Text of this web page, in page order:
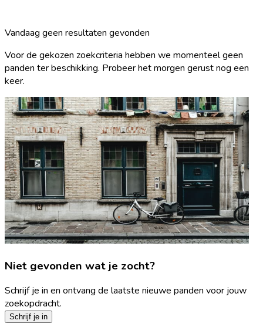
Vandaag geen resultaten gevonden
Voor de gekozen zoekcriteria hebben we momenteel geen
panden ter beschikking. Probeer het morgen gerust nog een
keer.
Niet gevonden wat je zocht?
Schrijf je in en ontvang de laatste nieuwe panden voor jouw
zoekopdracht.
Schrijf je in